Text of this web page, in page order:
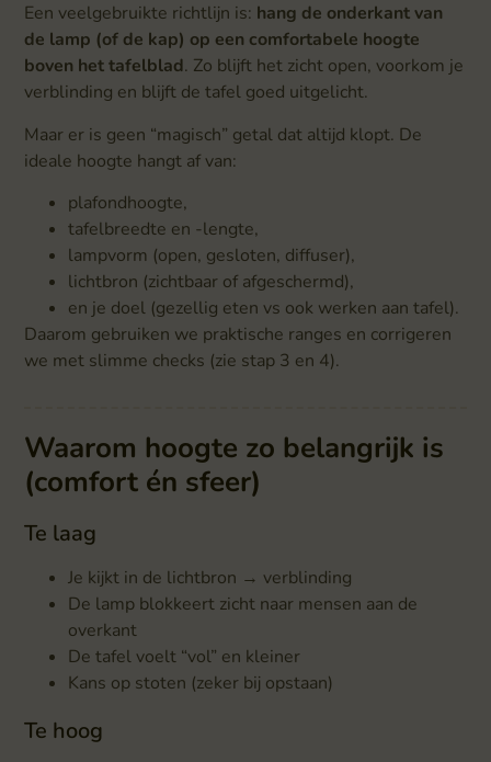
Een veelgebruikte richtlijn is: hang de onderkant van
de lamp (of de kap) op een comfortabele hoogte
boven het tafelblad. Zo blijft het zicht open, voorkom je
verblinding en blijft de tafel goed uitgelicht.
Maar er is geen “magisch” getal dat altijd klopt. De
ideale hoogte hangt af van:
plafondhoogte,
tafelbreedte en -lengte,
lampvorm (open, gesloten, diffuser),
lichtbron (zichtbaar of afgeschermd),
en je doel (gezellig eten vs ook werken aan tafel).
Daarom gebruiken we praktische ranges en corrigeren
we met slimme checks (zie stap 3 en 4).
Waarom hoogte zo belangrijk is
(comfort én sfeer)
Te laag
Je kijkt in de lichtbron → verblinding
De lamp blokkeert zicht naar mensen aan de
overkant
De tafel voelt “vol” en kleiner
Kans op stoten (zeker bij opstaan)
Te hoog